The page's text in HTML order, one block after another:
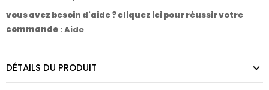
vous avez besoin d'aide ? cliquez ici pour réussir votre
commande : Aide
DÉTAILS DU PRODUIT